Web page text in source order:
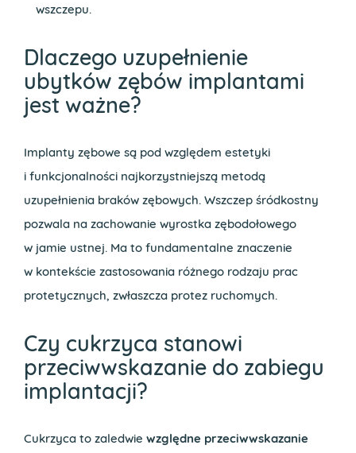
wszczepu.
Dlaczego uzupełnienie
ubytków zębów implantami
jest ważne?
Implanty zębowe są pod względem estetyki
i funkcjonalności najkorzystniejszą metodą
uzupełnienia braków zębowych. Wszczep śródkostny
pozwala na zachowanie wyrostka zębodołowego
w jamie ustnej. Ma to fundamentalne znaczenie
w kontekście zastosowania różnego rodzaju prac
protetycznych, zwłaszcza protez ruchomych.
Czy cukrzyca stanowi
przeciwwskazanie do zabiegu
implantacji?
Cukrzyca to zaledwie względne przeciwwskazanie